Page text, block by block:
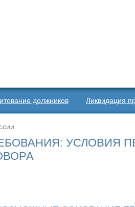
должников Ликвидация
УСЛОВИЯ